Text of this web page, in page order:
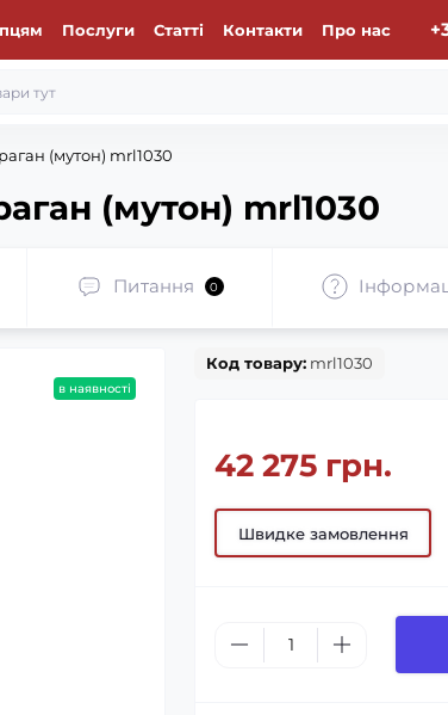
Послуги Статті Контакти Про нас
(мутон) mrl1030
(мутон) mrl1030
Питання 0
в наявності
Код товару: mrl1030
42 275 грн.
Швидке замовлення